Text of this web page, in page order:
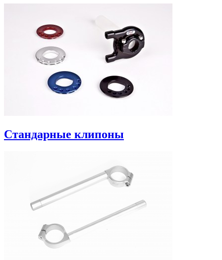
Стандарные клипоны